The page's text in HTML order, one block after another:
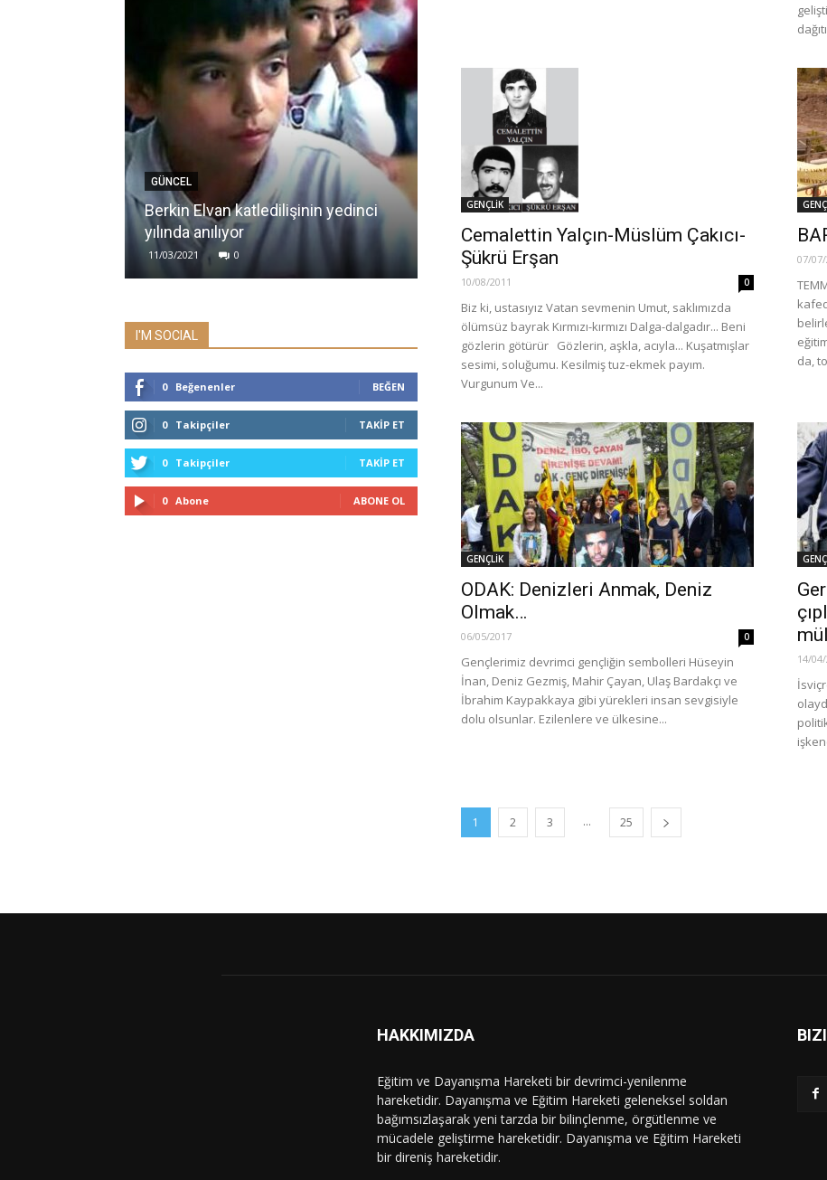
GENÇLİK
Cemalettin Yalçın-Müslüm Çakıcı-
Şükrü Erşan
10/08/2011 0
Biz ki, ustasıyız Vatan sevmenin Umut, saklımızda
ölümsüz bayrak Kırmızı-kırmızı Dalga-dalgadır... Beni
gözlerin götürür Gözlerin, aşkla, acıyla... Kuşatmışlar
sesimi, soluğumu. Kesilmiş tuz-ekmek payım.
Vurgunum Ve...
07/
da,
GENÇLİK
ODAK: Denizleri Anmak, Deniz
Olmak…
06/05/2017 0
Gençlerimiz devrimci gençliğin sembolleri Hüseyin
İnan, Deniz Gezmiş, Mahir Çayan, Ulaş Bardakçı ve
İbrahim Kaypakkaya gibi yürekleri insan sevgisiyle
dolu olsunlar. Ezilenlere ve ülkesine...
14/
1 2 3 ... 25
GÜNCEL
Berkin Elvan katledilişinin yedinci
yılında anılıyor
11/03/2021 0
DÜNYA
Trump Suriye’den Çekilemez
27/12/2018 0
HDP ve
adaylığı için
mesajı
0
I'M SOCIAL
0 Beğenenler BEĞEN
0 Takipçiler TAKIP ET
0 Takipçiler TAKIP ET
0 Abone ABONE OL
HAKKIMIZDA
Eğitim ve Dayanışma Hareketi bir devrimci-yenilenme
hareketidir. Dayanışma ve Eğitim Hareketi geleneksel soldan
bağımsızlaşarak yeni tarzda bir bilinçlenme, örgütlenme ve
mücadele geliştirme hareketidir. Dayanışma ve Eğitim Hareketi
bir direniş hareketidir.